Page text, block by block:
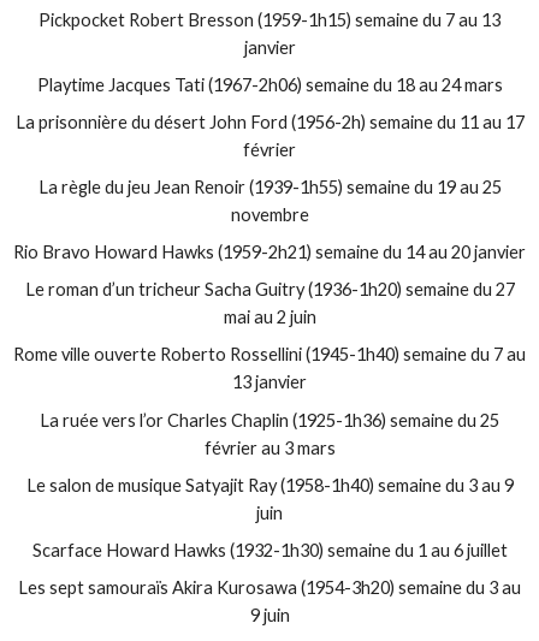
Pickpocket Robert Bresson (1959-1h15) semaine du 7 au 13
janvier
Playtime Jacques Tati (1967-2h06) semaine du 18 au 24 mars
La prisonnière du désert John Ford (1956-2h) semaine du 11 au 17
février
La règle du jeu Jean Renoir (1939-1h55) semaine du 19 au 25
novembre
Rio Bravo Howard Hawks (1959-2h21) semaine du 14 au 20 janvier
Le roman d’un tricheur Sacha Guitry (1936-1h20) semaine du 27
mai au 2 juin
Rome ville ouverte Roberto Rossellini (1945-1h40) semaine du 7 au
13 janvier
La ruée vers l’or Charles Chaplin (1925-1h36) semaine du 25
février au 3 mars
Le salon de musique Satyajit Ray (1958-1h40) semaine du 3 au 9
juin
Scarface Howard Hawks (1932-1h30) semaine du 1 au 6 juillet
Les sept samouraïs Akira Kurosawa (1954-3h20) semaine du 3 au
9 juin